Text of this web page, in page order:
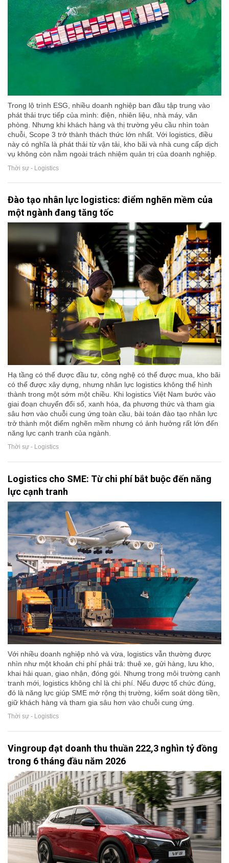
Trong lộ trình ESG, nhiều doanh nghiệp ban đầu tập trung vào
phát thải trực tiếp của mình: điện, nhiên liệu, nhà máy, văn
phòng. Nhưng khi khách hàng và thị trường yêu cầu nhìn toàn
chuỗi, Scope 3 trở thành thách thức lớn nhất. Với logistics, điều
này có nghĩa là phát thải từ vận tải, kho bãi và nhà cung cấp dịch
vụ không còn nằm ngoài trách nhiệm quản trị của doanh nghiệp.
Thời sự - Logistics
Đào tạo nhân lực logistics: điểm nghẽn mềm của
một ngành đang tăng tốc
Hạ tầng có thể được đầu tư, công nghệ có thể được mua, kho bãi
có thể được xây dựng, nhưng nhân lực logistics không thể hình
thành trong một sớm một chiều. Khi logistics Việt Nam bước vào
giai đoạn chuyển đổi số, xanh hóa, đa phương thức và tham gia
sâu hơn vào chuỗi cung ứng toàn cầu, bài toán đào tạo nhân lực
trở thành một điểm nghẽn mềm nhưng có ảnh hưởng rất lớn đến
năng lực cạnh tranh của ngành.
Thời sự - Logistics
Logistics cho SME: Từ chi phí bắt buộc đến năng
lực cạnh tranh
Với nhiều doanh nghiệp nhỏ và vừa, logistics vẫn thường được
nhìn như một khoản chi phí phải trả: thuê xe, gửi hàng, lưu kho,
khai hải quan, giao nhận, đóng gói. Nhưng trong môi trường cạnh
tranh mới, logistics không chỉ là chi phí. Nếu được tổ chức đúng,
đó là năng lực giúp SME mở rộng thị trường, kiểm soát dòng tiền,
giữ khách hàng và tham gia sâu hơn vào chuỗi cung ứng.
Thời sự - Logistics
Vingroup đạt doanh thu thuần 222,3 nghìn tỷ đồng
trong 6 tháng đầu năm 2026